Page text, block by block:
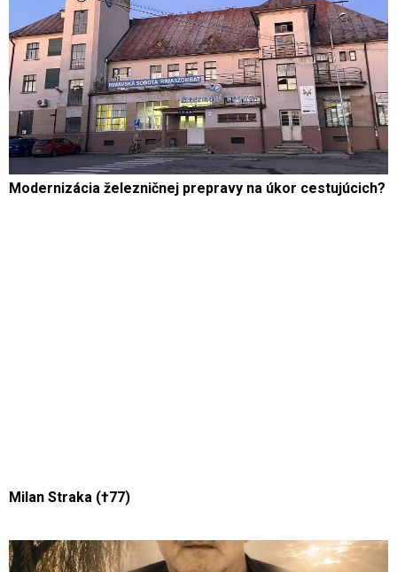
Modernizácia železničnej prepravy na úkor cestujúcich?
Milan Straka (†77)